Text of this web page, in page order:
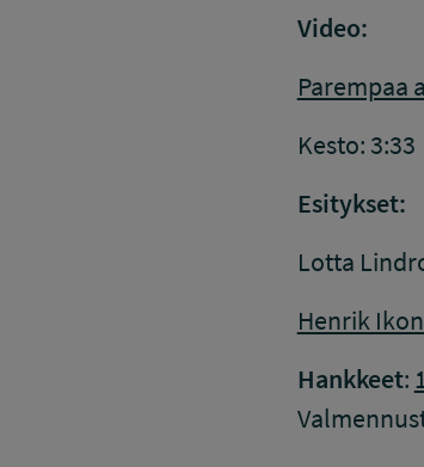
Video:
Parempaa
Kesto: 3:33
Esitykset:
Lotta
Henrik
Hankkeet: